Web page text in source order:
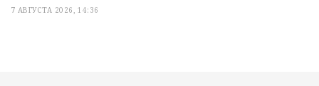
7 АВГУСТА 2026, 14:36